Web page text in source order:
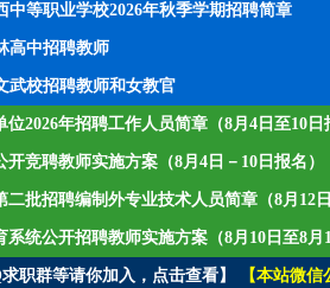
中等职业学校2026年秋季学期招聘简章
高中招聘教师
武校招聘教师和女教官
2026年招聘工作人员简章（8月4日至10日
竞聘教师实施方案（8月4日－10日报名）
批招聘编制外专业技术人员简章（8月12日
统公开招聘教师实施方案（8月10日至8月
职群等请你加入，点击查看】 【本站微